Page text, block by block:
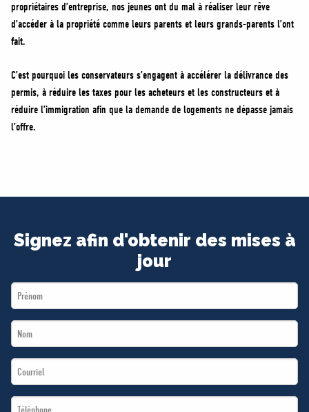
propriétaires d’entreprise, nos jeunes ont du mal à réaliser leur rêve
d’accéder à la propriété comme leurs parents et leurs grands-parents l’ont
fait.
C’est pourquoi les conservateurs s’engagent à accélérer la délivrance des
permis, à réduire les taxes pour les acheteurs et les constructeurs et à
réduire l’immigration afin que la demande de logements ne dépasse jamais
l’offre.
Signez afin d'obtenir des mises à
jour
First
Name
Last
Name
Email
*
Téléphone